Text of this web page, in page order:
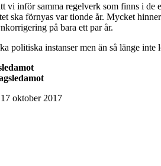
vi inför samma regelverk som finns i
ska förnyas var tionde år. Mycket
på bara ett par år.
politiska instanser men än så länge
oktober 2017